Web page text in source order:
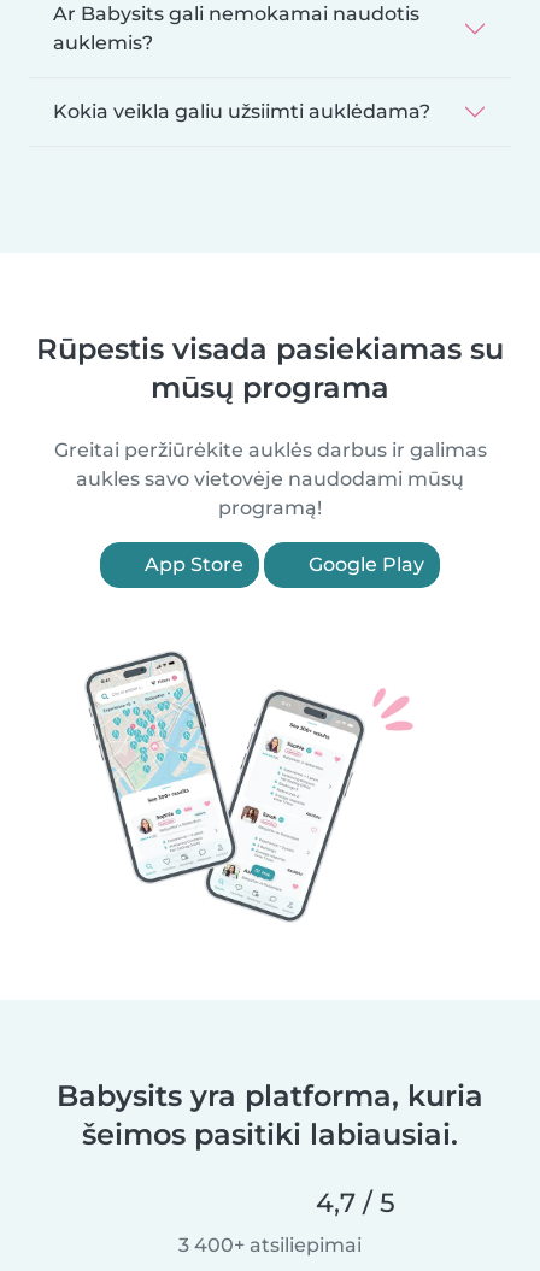
Ar Babysits gali nemokamai naudotis
auklemis?
Kokia veikla galiu užsiimti auklėdama?
Rūpestis visada pasiekiamas su
mūsų programa
Greitai peržiūrėkite auklės darbus ir galimas
aukles savo vietovėje naudodami mūsų
programą!
App Store Google Play
Babysits yra platforma, kuria
šeimos pasitiki labiausiai.
4,7 / 5
3 400+ atsiliepimai